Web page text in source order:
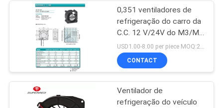
SOBRE
EXCURSÃO
DA
FÁBRICA
Ventilador de
refrigeração do
servidor
32
0,351 ventiladores de
refrigeração do carro da
C.C. 12 V/24V do M3/Min
Ball Bearing
CONTACT
Ventilador de
refrigeração do veículo